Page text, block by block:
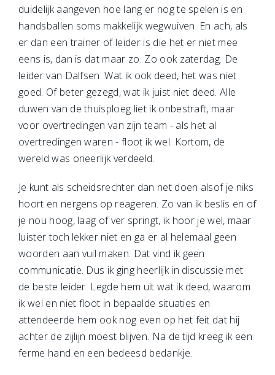
duidelijk aangeven hoe lang er nog te spelen is en
handsballen soms makkelijk wegwuiven. En ach, als
er dan een trainer of leider is die het er niet mee
eens is, dan is dat maar zo. Zo ook zaterdag. De
leider van Dalfsen. Wat ik ook deed, het was niet
goed. Of beter gezegd, wat ik juist niet deed. Alle
duwen van de thuisploeg liet ik onbestraft, maar
voor overtredingen van zijn team - als het al
overtredingen waren - floot ik wel. Kortom, de
wereld was oneerlijk verdeeld.
Je kunt als scheidsrechter dan net doen alsof je niks
hoort en nergens op reageren. Zo van ik beslis en of
je nou hoog, laag of ver springt, ik hoor je wel, maar
luister toch lekker niet en ga er al helemaal geen
woorden aan vuil maken. Dat vind ik geen
communicatie. Dus ik ging heerlijk in discussie met
de beste leider. Legde hem uit wat ik deed, waarom
ik wel en niet floot in bepaalde situaties en
attendeerde hem ook nog even op het feit dat hij
achter de zijlijn moest blijven. Na de tijd kreeg ik een
ferme hand en een bedeesd bedankje.